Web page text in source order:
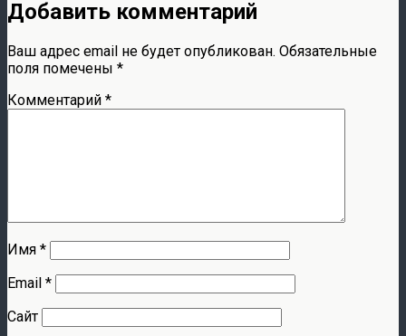
Добавить комментарий
Ваш адрес email не будет опубликован. Обязательные
поля помечены *
Комментарий *
Имя *
Email *
Сайт